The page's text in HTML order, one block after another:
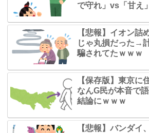
で守れ」vs「甘え
【悲報】イオン詰
じゃ丸損だった→
騙されてたｗｗｗ
【保存版】東京
なんG民が本音で
結論にｗｗｗ
【悲報】バンダイ